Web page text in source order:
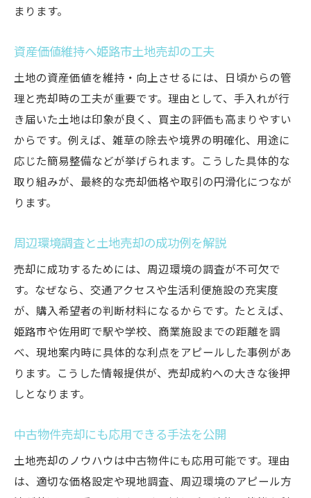
まります。
資産価値維持へ姫路市土地売却の工夫
土地の資産価値を維持・向上させるには、日頃からの管
理と売却時の工夫が重要です。理由として、手入れが行
き届いた土地は印象が良く、買主の評価も高まりやすい
からです。例えば、雑草の除去や境界の明確化、用途に
応じた簡易整備などが挙げられます。こうした具体的な
取り組みが、最終的な売却価格や取引の円滑化につなが
ります。
周辺環境調査と土地売却の成功例を解説
売却に成功するためには、周辺環境の調査が不可欠で
す。なぜなら、交通アクセスや生活利便施設の充実度
が、購入希望者の判断材料になるからです。たとえば、
姫路市や佐用町で駅や学校、商業施設までの距離を調
べ、現地案内時に具体的な利点をアピールした事例があ
ります。こうした情報提供が、売却成約への大きな後押
しとなります。
中古物件売却にも応用できる手法を公開
土地売却のノウハウは中古物件にも応用可能です。理由
は、適切な価格設定や現地調査、周辺環境のアピール方